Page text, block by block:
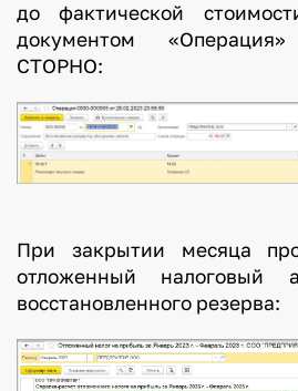
до фактической
документом
СТОРНО:
При закрытии месяца
отложенный налоговый
восстановленного резерва: